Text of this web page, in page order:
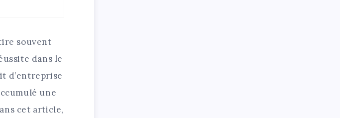
souvent
dans le
d’entreprise
une
cet article,